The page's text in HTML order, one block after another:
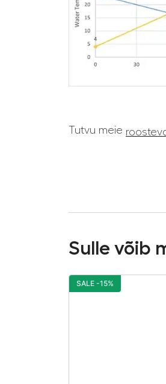
Tutvu meie
Sulle võib
SALE -15%